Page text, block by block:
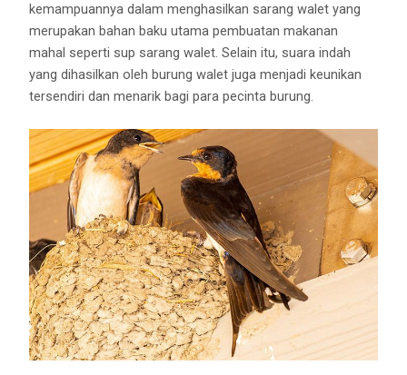
kemampuannya dalam menghasilkan sarang walet yang
merupakan bahan baku utama pembuatan makanan
mahal seperti sup sarang walet. Selain itu, suara indah
yang dihasilkan oleh burung walet juga menjadi keunikan
tersendiri dan menarik bagi para pecinta burung.